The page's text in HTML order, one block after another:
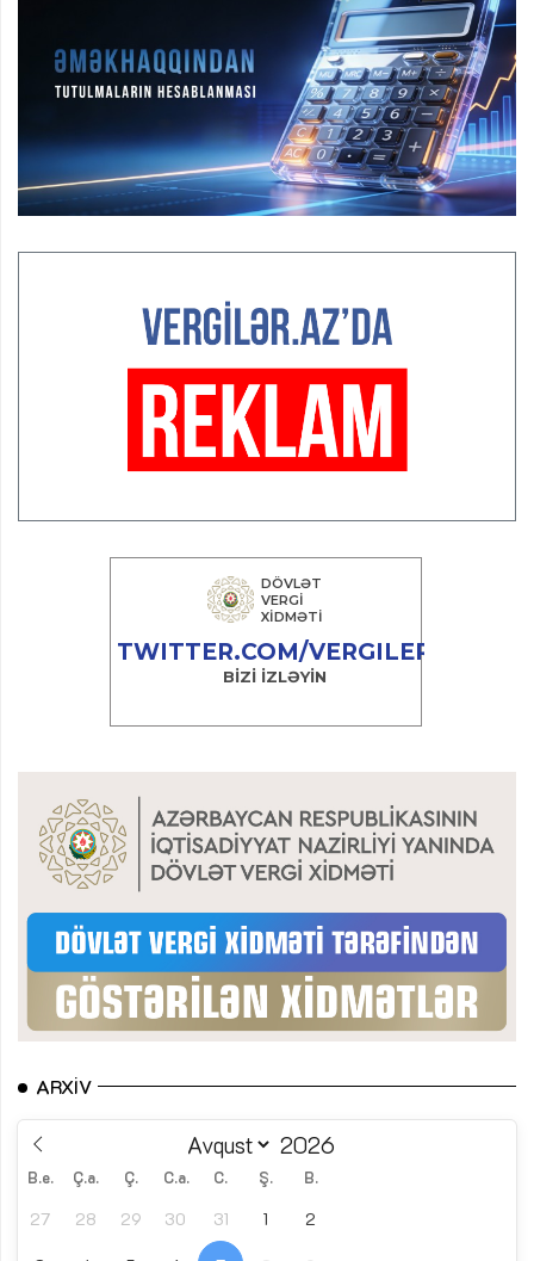
ARXIV
B.e. Ç.a. Ç. C.a. C. Ş. B.
27 28 29 30 31 1 2